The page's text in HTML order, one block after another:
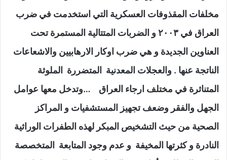
مخلفات المقذوفات العسكرية التي استخدمت في ضرب
العراق في ٢٠٠٣ و الضربات المتتالية المستمرة تحت
العناوين الجديدة و هي ضرب اوكار الارهابيين والاشعاعات
الناتجة عنها . والعجلات المعدنية المتضررة الملوثة
المتناثرة في مختلف ارجاء العراق …وتدخل معها عوامل
الجهل والفقر وضعف تجهيز المستشفيات و المراكز
الصحية من حيث التشخيص المبكر لهذه الطفرات الوراثية
النادرة و كثرتها المخيفة و عدم وجود المتابعة المتخصصة